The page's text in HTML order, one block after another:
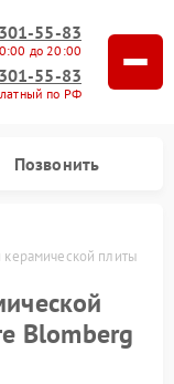
55-83
до 20:00
55-83
по РФ
Позвонить
плиты
Blomberg